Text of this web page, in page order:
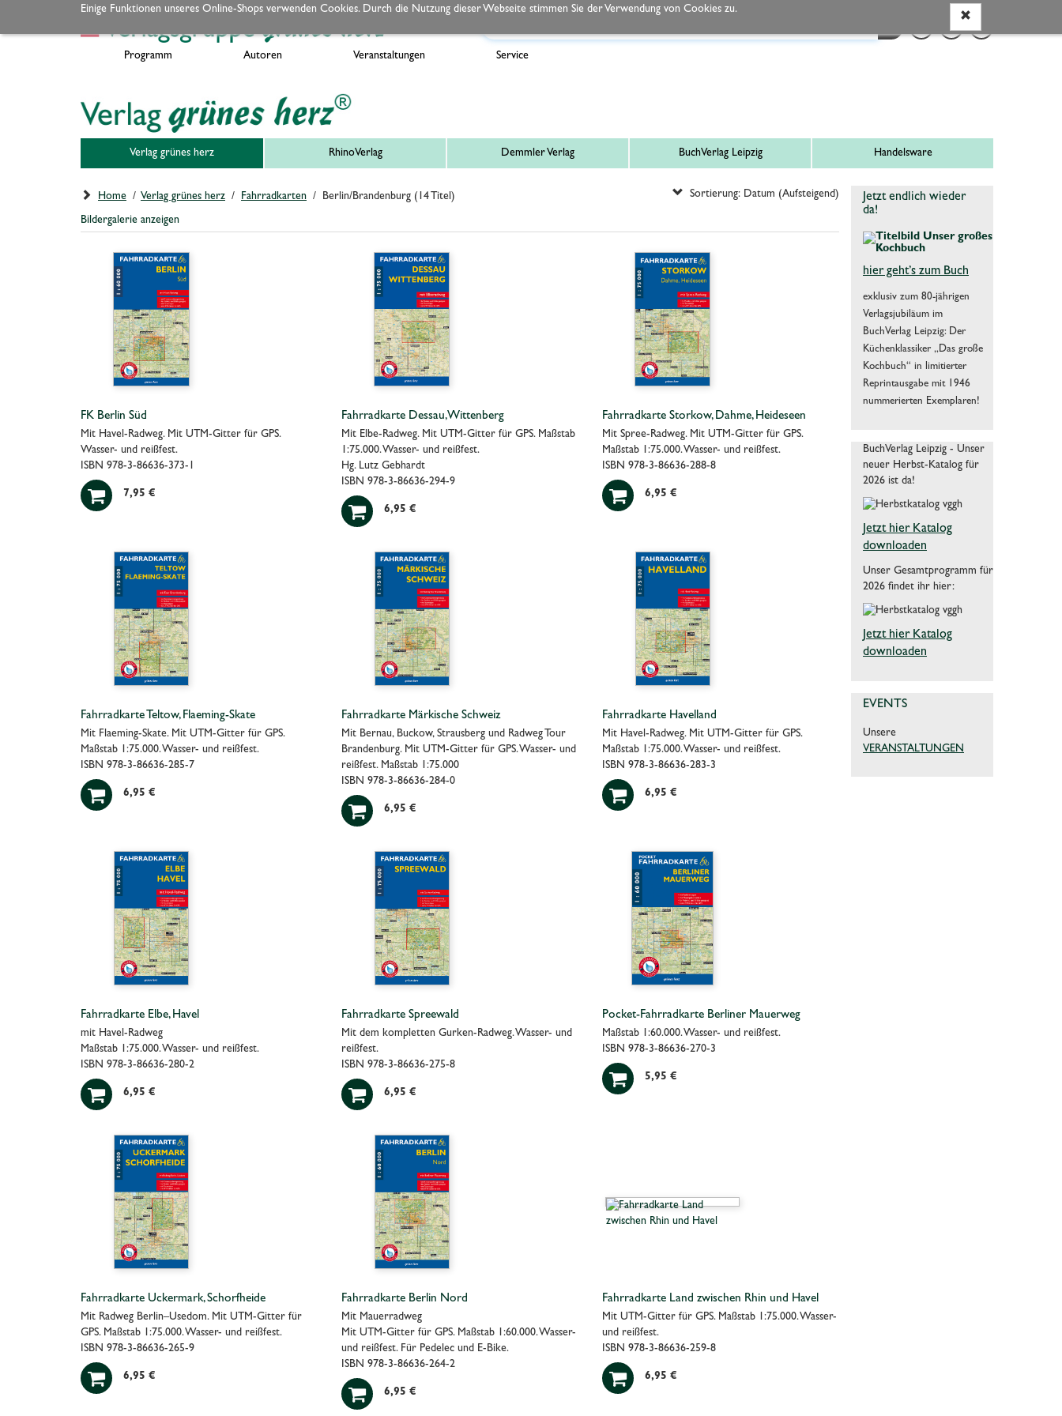
Einige Funktionen unseres Online-Shops verwenden Cookies. Durch die Nutzung dieser Webseite stimmen Sie der Verwendung von Cookies zu.
Verlag grünes herz RhinoVerlag Demmler Verlag BuchVerlag Leipzig Handelsware
Programm Autoren Veranstaltungen Service
Home / Verlag grünes herz / Fahrradkarten / Berlin/Brandenburg (14 Titel) Sortierung: Datum (Aufsteigend)
Bildergalerie anzeigen
FK Berlin Süd
Mit Havel-Radweg. Mit UTM-Gitter für GPS.
Wasser- und reißfest.
ISBN 978-3-86636-373-1
 7,95 €
Fahrradkarte Dessau, Wittenberg
Mit Elbe-Radweg. Mit UTM-Gitter für GPS. Maßstab
1:75.000. Wasser- und reißfest.
Hg. Lutz Gebhardt
ISBN 978-3-86636-294-9
 6,95 €
Fahrradkarte Storkow, Dahme, Heideseen
Mit Spree-Radweg. Mit UTM-Gitter für GPS.
Maßstab 1:75.000. Wasser- und reißfest.
ISBN 978-3-86636-288-8
 6,95 €
Fahrradkarte Teltow, Flaeming-Skate
Mit Flaeming-Skate. Mit UTM-Gitter für GPS.
Maßstab 1:75.000. Wasser- und reißfest.
ISBN 978-3-86636-285-7
 6,95 €
Fahrradkarte Märkische Schweiz
Mit Bernau, Buckow, Strausberg und Radweg Tour
Brandenburg. Mit UTM-Gitter für GPS. Wasser- und
reißfest. Maßstab 1:75.000
ISBN 978-3-86636-284-0
 6,95 €
Fahrradkarte Havelland
Mit Havel-Radweg. Mit UTM-Gitter für GPS.
Maßstab 1:75.000. Wasser- und reißfest.
ISBN 978-3-86636-283-3
 6,95 €
Fahrradkarte Elbe, Havel
mit Havel-Radweg
Maßstab 1:75.000. Wasser- und reißfest.
ISBN 978-3-86636-280-2
 6,95 €
Fahrradkarte Spreewald
Mit dem kompletten Gurken-Radweg. Wasser- und
reißfest.
ISBN 978-3-86636-275-8
 6,95 €
Pocket-Fahrradkarte Berliner Mauerweg
Maßstab 1:60.000. Wasser- und reißfest.
ISBN 978-3-86636-270-3
 5,95 €
Fahrradkarte Uckermark, Schorfheide
Mit Radweg Berlin–Usedom. Mit UTM-Gitter für
GPS. Maßstab 1:75.000. Wasser- und reißfest.
ISBN 978-3-86636-265-9
 6,95 €
Fahrradkarte Berlin Nord
Mit Mauerradweg
Mit UTM-Gitter für GPS. Maßstab 1:60.000. Wasser-
und reißfest. Für Pedelec und E-Bike.
ISBN 978-3-86636-264-2
 6,95 €
Fahrradkarte Land zwischen Rhin und Havel
Mit UTM-Gitter für GPS. Maßstab 1:75.000. Wasser-
und reißfest.
ISBN 978-3-86636-259-8
 6,95 €
Jetzt endlich wieder
da!
hier geht’s zum Buch
exklusiv zum 80-jährigen
Verlagsjubiläum im
BuchVerlag Leipzig: Der
Küchenklassiker „Das große
Kochbuch“ in limitierter
Reprintausgabe mit 1946
nummerierten Exemplaren!
BuchVerlag Leipzig - Unser
neuer Herbst-Katalog für
2026 ist da!
Jetzt hier Katalog
downloaden
Unser Gesamtprogramm für
2026 findet ihr hier:
Jetzt hier Katalog
downloaden
EVENTS
Unsere
VERANSTALTUNGEN